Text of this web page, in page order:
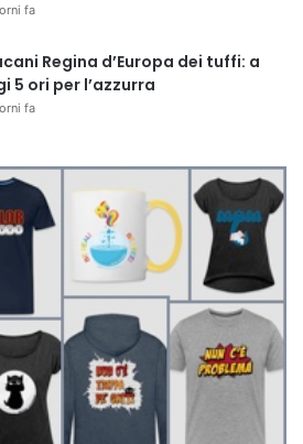
fa
Regina d’Europa dei tuffi: a
5 ori per l’azzurra
fa